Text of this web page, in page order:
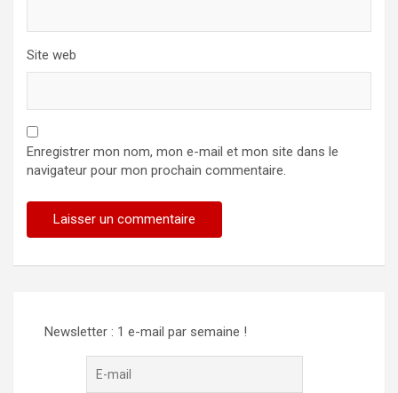
Site web
Enregistrer mon nom, mon e-mail et mon site dans le
navigateur pour mon prochain commentaire.
Newsletter : 1 e-mail par semaine !